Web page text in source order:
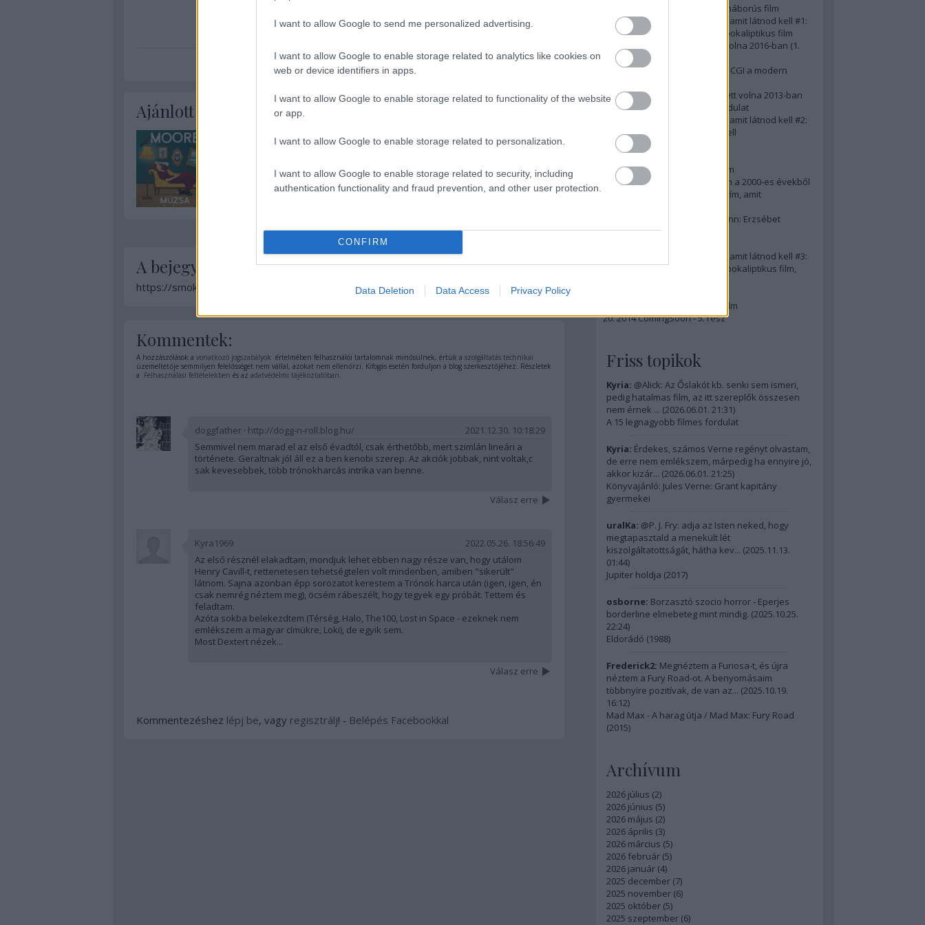
I want to allow Google to send me personalized advertising.
I want to allow Google to enable storage related to analytics like cookies on
web or device identifiers in apps.
I want to allow Google to enable storage related to functionality of the website
or app.
I want to allow Google to enable storage related to personalization.
I want to allow Google to enable storage related to security, including
authentication functionality and fraud prevention, and other user protection.
CONFIRM
Data Deletion Data Access Privacy Policy
2komment
Ajánlott bejegyzések:
A bejegyzés trackback címe:
https://smokingbarrels.blog.hu/api/trackback/id/16792776
Kommentek:
A hozzászólások a vonatkozó jogszabályok értelmében felhasználói tartalomnak minősülnek, értük a szolgáltatás technikai
üzemeltetője semmilyen felelősséget nem vállal, azokat nem ellenőrzi. Kifogás esetén forduljon a blog szerkesztőjéhez. Részletek
a Felhasználási feltételekben és az adatvédelmi tájékoztatóban.
doggfather · http://dogg-n-roll.blog.hu/
2021.12.30. 10:18:29
Semmivel nem marad el az első évadtól, csak érthetőbb, mert szimlán lineári a
története. Geraltnak jól áll ez a ben kenobi szerep. Az akciók jobbak, nint voltak,c
sak kevesebbek, több trónokharcás intrika van benne.
Válasz erre
Kyra1969
2022.05.26. 18:56:49
Az első résznél elakadtam, mondjuk lehet ebben nagy része van, hogy utálom
Henry Cavill-t, rettenetesen tehetségtelen volt mindenben, amiben "sikerült"
látnom. Sajna azonban épp sorozatot kerestem a Trónok harca után (igen, igen, én
csak nemrég néztem meg), öcsém rábeszélt, hogy tegyek egy próbát. Tettem és
feladtam.
Azóta sokba belekezdtem (Térség, Halo, The100, Lost in Space - ezeknek nem
emlékszem a magyar címükre, Loki), de egyik sem.
Most Dextert nézek...
Válasz erre
Kommentezéshez lépj be, vagy regisztrálj! ‐ Belépés Facebookkal
A 10 legjobb második világháborús film
50 posztapokaliptikus film, amit látnod kell #1:
A 10 legkreatívabb posztapokaliptikus film
20 film, amit látnod kellett volna 2016-ban (1.
rész)
Ezért néz ki borzasztóan a CGI a modern
15(+1) film, amit látnod kellett volna 2013-ban
A 15 legnagyobb filmes fordulat
50 posztapokaliptikus film, amit látnod kell #2:
10 zombifilm, amit látnod kell
A 10 legjobb gengszterfilm
A 10 legjobb Brad Pitt-film
A 10 legjobb Mel Gibson-film
Az igazi 10 legjobb akciófilm a 2000-es évekből
10 iszonyatos magyar filmcím, amit
Könyvkritika: Brigitte Hamann: Erzsébet
királyné (2019)
50 posztapokaliptikus film, amit látnod kell #3:
10 (nem is annyira) posztapokaliptikus film,
A 10 legjobb Matt Damon-film
2014 ComingSoon - 5. rész
Friss topikok
Kyria: @Alick: Az Őslakót kb. senki sem ismeri,
pedig hatalmas film, az itt szereplők összesen
nem érnek ... (2026.06.01. 21:31)
A 15 legnagyobb filmes fordulat
Kyria: Érdekes, számos Verne regényt olvastam,
de erre nem emlékszem, márpedig ha ennyire jó,
akkor kizár... (2026.06.01. 21:25)
Könyvajánló: Jules Verne: Grant kapitány
gyermekei
uralKa: @P. J. Fry: adja az Isten neked, hogy
megtapasztald a menekült lét
kiszolgáltatottságát, hátha kev... (2025.11.13.
01:44)
Jupiter holdja (2017)
osborne: Borzasztó szocio horror - Eperjes
borderline elmebeteg mint mindig. (2025.10.25.
22:24)
Eldorádó (1988)
Frederick2: Megnéztem a Furiosa-t, és újra
néztem a Fury Road-ot. A benyomásaim
többnyire pozitívak, de van az... (2025.10.19.
16:12)
Mad Max - A harag útja / Mad Max: Fury Road
(2015)
Archívum
2026 július (2)
2026 június (5)
2026 május (2)
2026 április (3)
2026 március (5)
2026 február (5)
2026 január (4)
2025 december (7)
2025 november (6)
2025 október (5)
2025 szeptember (6)